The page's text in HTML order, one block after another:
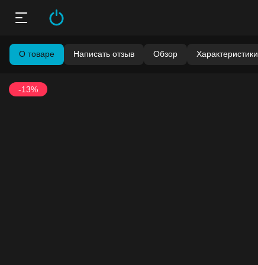
О товаре Написать отзыв Обзор Характеристики
-13%